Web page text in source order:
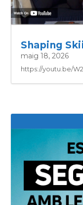
Shaping
maig 18, 2026
https://youtu.be/